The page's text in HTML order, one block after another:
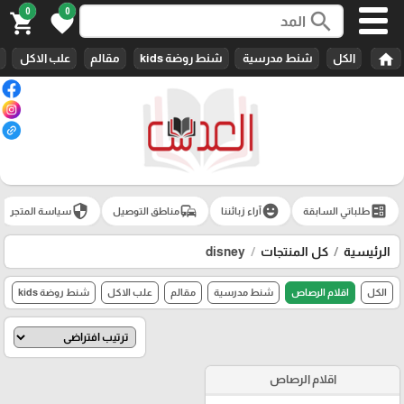
search
0
favorite
0
shopping_cart
home الكل شنط مدرسية شنط روضة kids مقالم علب الاكل
ballotطلباتي السابقة emoji_emotionsآراء زبائننا commuteمناطق التوصيل securityسياسة المتجر
الرئيسية كل المنتجات disney
الكل اقلام الرصاص شنط مدرسية مقالم علب الاكل شنط روضة kids
اقلام الرصاص